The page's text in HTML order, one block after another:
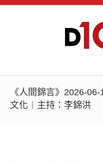
《人間錦言》2026-
文化︱主持：李錦洪